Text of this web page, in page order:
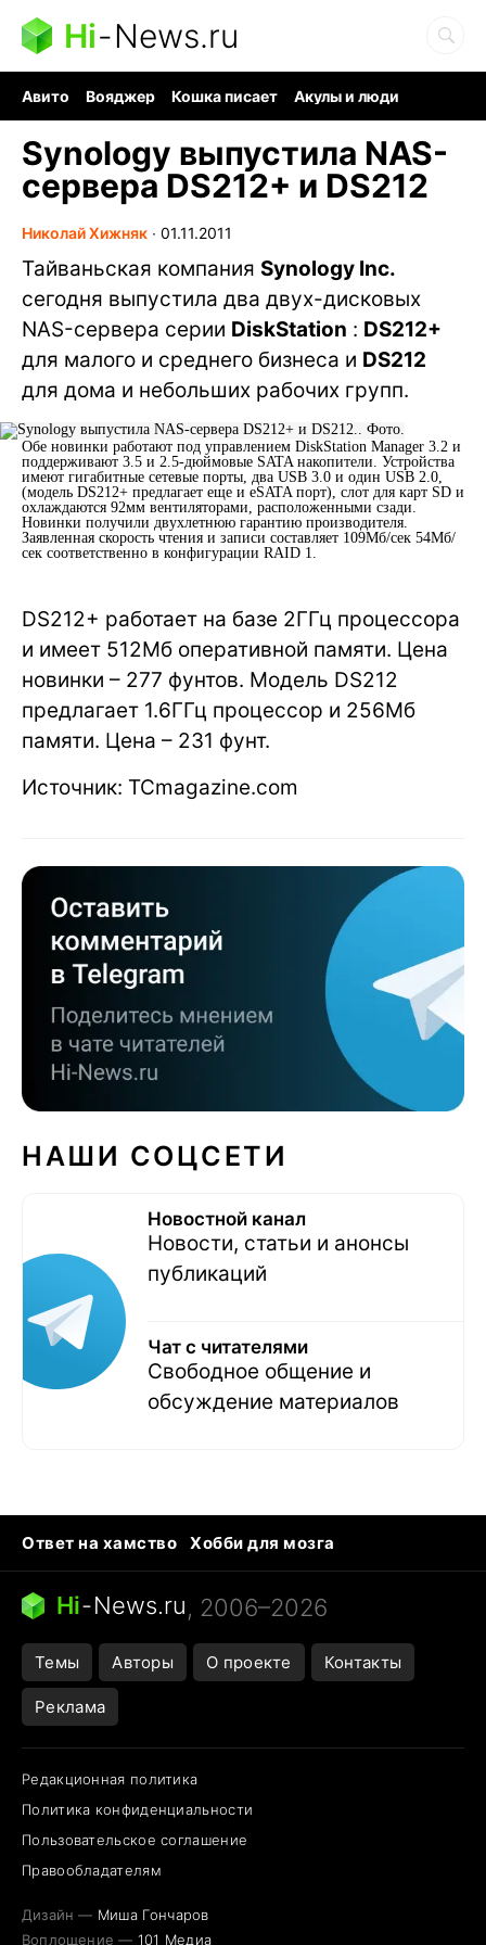
Hi-News.ru
Авито Вояджер Кошка писает
Акулы и люди
Synology выпустила NAS-
сервера DS212+ и DS212
Николай Хижняк ∙ 01.11.2011
Тайваньская компания Synology Inc.
сегодня выпустила два двух-дисковых
NAS-сервера серии DiskStation : DS212+
для малого и среднего бизнеса и DS212
для дома и небольших рабочих групп.
Обе новинки работают под управлением DiskStation Manager 3.2 и
поддерживают 3.5 и 2.5-дюймовые SATA накопители. Устройства
имеют гигабитные сетевые порты, два USB 3.0 и один USB 2.0,
(модель DS212+ предлагает еще и eSATA порт), слот для карт SD и
охлаждаются 92мм вентиляторами, расположенными сзади.
Новинки получили двухлетнюю гарантию производителя.
Заявленная скорость чтения и записи составляет 109Мб/сек 54Мб/
сек соответственно в конфигурации RAID 1.
DS212+ работает на базе 2ГГц процессора
и имеет 512Мб оперативной памяти. Цена
новинки – 277 фунтов. Модель DS212
предлагает 1.6ГГц процессор и 256Мб
памяти. Цена – 231 фунт.
Источник: TCmagazine.com
НАШИ СОЦСЕТИ
Новостной канал
Новости, статьи и анонсы
публикаций
Чат с читателями
Свободное общение и
обсуждение материалов
Ответ на хамство
Хобби для мозга
Бензин 100 и 95
Тунцы в океанариуме
Следующая пандемия
Hi-News.ru, 2006–2026
Темы Авторы О проекте Контакты
Реклама
Редакционная политика
Политика конфиденциальности
Пользовательское соглашение
Правообладателям
Дизайн — Миша Гончаров
Воплощение — 101 Медиа